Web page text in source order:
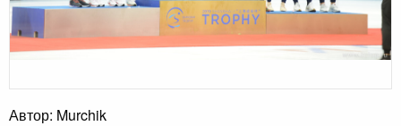
Автор: Murchik